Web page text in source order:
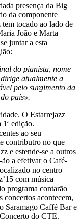
presença da Big
da componente
tocado ao lado de
João e Marta
juntar a esta
do pianista, nome
atualmente a
pelo surgimento da
país».
O Estarrejazz
edição.
ao seu
contributro no que
e estende-se a outros
ão a efetivar o Café-
no centro
com música
programa contarão
acontecem,
Saramago Caffé Bar e
do CTE.